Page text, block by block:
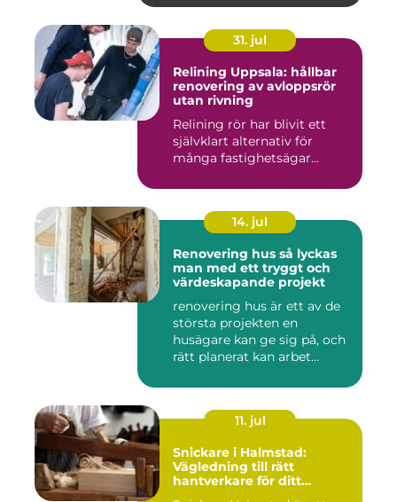
31. jul
Relining Uppsala: hållbar
renovering av avloppsrör
utan rivning
Relining rör har blivit ett
självklart alternativ för
många fastighetsägar...
14. jul
Renovering hus så lyckas
man med ett tryggt och
värdeskapande projekt
renovering hus är ett av de
största projekten en
husägare kan ge sig på, och
rätt planerat kan arbet...
11. jul
Snickare i Halmstad:
Vägledning till rätt
hantverkare för ditt